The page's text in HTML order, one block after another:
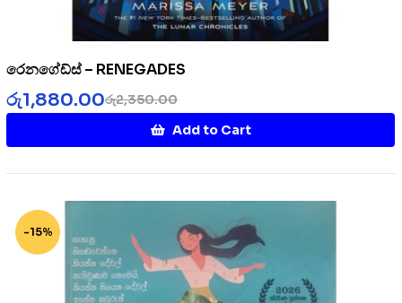
රෙනගේඩ්ස් – RENEGADES
රු2,350.00
රු1,880.00
Add to Cart
-15%